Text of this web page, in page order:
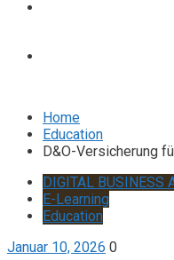
Home
Education
D&O-Versicherung
DIGITAL BUSINESS
E-Learning
Education
Januar 10, 2026 0